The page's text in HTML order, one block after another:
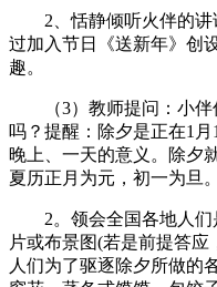
2、恬静倾听火伴的讲
过加入节日《送新年》创
趣。
（3）教师提问：小伴
吗？提醒：除夕是正在1
晚上、一天的意义。除夕
夏历正月为元，初一为旦。
2。领会全国各地人们
片或布景图(若是前提答
人们为了驱逐除夕所做的